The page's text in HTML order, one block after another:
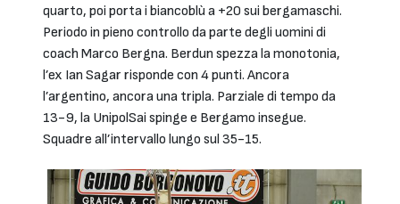
quarto, poi porta i biancoblù a +20 sui bergamaschi.
Periodo in pieno controllo da parte degli uomini di
coach Marco Bergna. Berdun spezza la monotonia,
l’ex Ian Sagar risponde con 4 punti. Ancora
l’argentino, ancora una tripla. Parziale di tempo da
13-9, la UnipolSai spinge e Bergamo insegue.
Squadre all’intervallo lungo sul 35-15.